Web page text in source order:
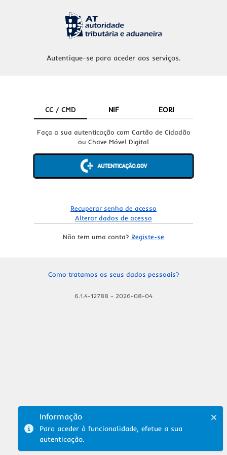
Autentique-se para aceder aos serviços.
CC / CMD NIF EORI
Faça a sua autenticação com Cartão de Cidadão
ou Chave Móvel Digital
Recuperar senha de acesso
Alterar dados de acesso
Não tem uma conta? Registe-se
Como tratamos os seus dados pessoais?
6.1.4-12788 - 2026-08-04
Informação
Para aceder à funcionalidade, efetue a sua
autenticação.